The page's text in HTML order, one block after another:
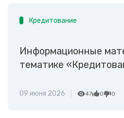
Кредитование
Информационные
тематике
09 июня 2026 47 0 0